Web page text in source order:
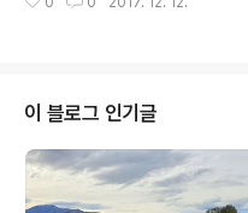
에 도착하니까택시를 예약해서 보내랐
서 공식적으로 훔쳐온 레몬 두 개.섬으
으로 힘든 길이었다.높은 파도와 함께
했다.내 앞에서는 앳된 부부가 편의점
가득 하는데,안보고, 안들으려 애를 썼
리를, 한 시간 반만에 도착했다. 섬에
이 블로그 인기글